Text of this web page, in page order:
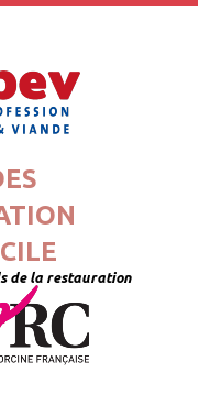
de la restauration